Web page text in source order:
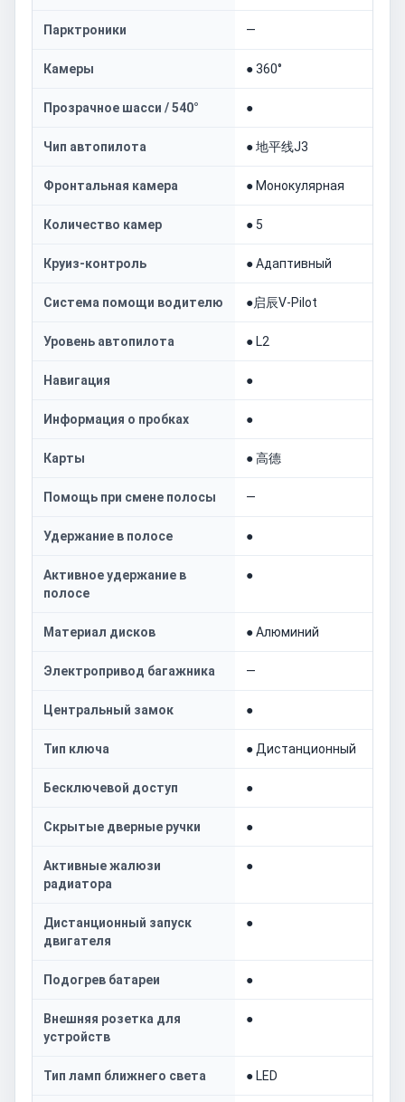
Парктроники —
Камеры ● 360°
Прозрачное шасси / 540° ●
Чип автопилота ● 地平线J3
Фронтальная камера ● Монокулярная
Количество камер ● 5
Круиз-контроль ● Адаптивный
Система помощи водителю ●启辰V-Pilot
Уровень автопилота ● L2
Навигация ●
Информация о пробках ●
Карты ● 高德
Помощь при смене полосы —
Удержание в полосе ●
Активное удержание в
полосе
●
Материал дисков ● Алюминий
Электропривод багажника —
Центральный замок ●
Тип ключа ● Дистанционный
Бесключевой доступ ●
Скрытые дверные ручки ●
Активные жалюзи
радиатора
●
Дистанционный запуск
двигателя
●
Подогрев батареи ●
Внешняя розетка для
устройств
●
Тип ламп ближнего света ● LED